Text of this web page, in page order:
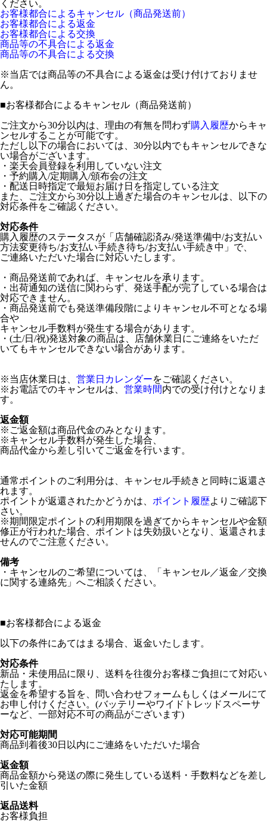
ください。
お客様都合によるキャンセル（商品発送前）
お客様都合による返金
お客様都合による交換
商品等の不具合による返金
商品等の不具合による交換
※当店では商品等の不具合による返金は受け付けておりませ
ん。
■お客様都合によるキャンセル（商品発送前）
ご注文から30分以内は、理由の有無を問わず購入履歴からキャ
ンセルすることが可能です。
ただし以下の場合においては、30分以内でもキャンセルできな
い場合がございます。
・楽天会員登録を利用していない注文
・予約購入/定期購入/頒布会の注文
・配送日時指定で最短お届け日を指定している注文
また、ご注文から30分以上過ぎた場合のキャンセルは、以下の
対応条件をご確認ください。
対応条件
購入履歴のステータスが「店舗確認済み/発送準備中/お支払い
方法変更待ち/お支払い手続き待ち/お支払い手続き中」で、
ご連絡いただいた場合に対応いたします。
・商品発送前であれば、キャンセルを承ります。
・出荷通知の送信に関わらず、発送手配が完了している場合は
対応できません。
・商品発送前でも発送準備段階によりキャンセル不可となる場
合や
キャンセル手数料が発生する場合があります。
・(土/日/祝)発送対象の商品は、店舗休業日にご連絡をいただ
いてもキャンセルできない場合があります。
※当店休業日は、 営業日カレンダーをご確認ください。
※お電話でのキャンセルは、 営業時間内での受け付けとなりま
す。
返金額
※ご返金額は商品代金のみとなります。
※キャンセル手数料が発生した場合、
商品代金から差し引いてご返金を行います。
通常ポイントのご利用分は、キャンセル手続きと同時に返還さ
れます。
ポイントが返還されたかどうかは、 ポイント履歴よりご確認下
さい。
※期間限定ポイントの利用期限を過ぎてからキャンセルや金額
修正が行われた場合、ポイントは失効扱いとなり、返還されま
せんのでご注意ください。
備考
・キャンセルのご希望については、「キャンセル／返金／交換
に関する連絡先」へご相談ください。
■お客様都合による返金
以下の条件にあてはまる場合、返金いたします。
対応条件
新品・未使用品に限り、送料を往復分お客様ご負担にて対応い
たします。
返金を希望する旨を、問い合わせフォームもしくはメールにて
お申し付けください。(バッテリーやワイドトレッドスペーサ
ーなど、一部対応不可の商品がございます)
対応可能期間
商品到着後30日以内にご連絡をいただいた場合
返金額
商品金額から発送の際に発生している送料・手数料などを差し
引いた金額
返品送料
お客様負担